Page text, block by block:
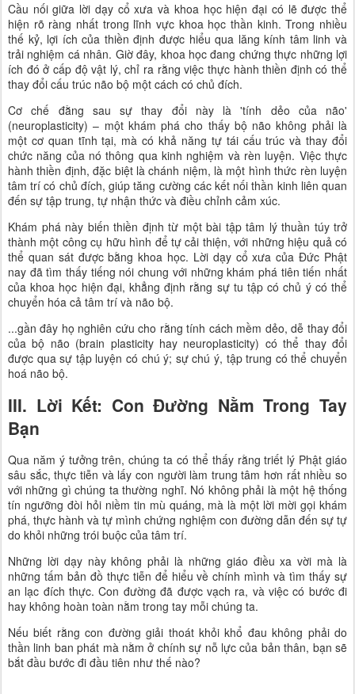
Cầu nối giữa lời dạy cổ xưa và khoa học hiện đại có lẽ được thể
hiện rõ ràng nhất trong lĩnh vực khoa học thần kinh. Trong nhiều
thế kỷ, lợi ích của thiền định được hiểu qua lăng kính tâm linh và
trải nghiệm cá nhân. Giờ đây, khoa học đang chứng thực những lợi
ích đó ở cấp độ vật lý, chỉ ra rằng việc thực hành thiền định có thể
thay đổi cấu trúc não bộ một cách có chủ đích.
Cơ chế đằng sau sự thay đổi này là 'tính dẻo của não'
(neuroplasticity) – một khám phá cho thấy bộ não không phải là
một cơ quan tĩnh tại, mà có khả năng tự tái cấu trúc và thay đổi
chức năng của nó thông qua kinh nghiệm và rèn luyện. Việc thực
hành thiền định, đặc biệt là chánh niệm, là một hình thức rèn luyện
tâm trí có chủ đích, giúp tăng cường các kết nối thần kinh liên quan
đến sự tập trung, tự nhận thức và điều chỉnh cảm xúc.
Khám phá này biến thiền định từ một bài tập tâm lý thuần túy trở
thành một công cụ hữu hình để tự cải thiện, với những hiệu quả có
thể quan sát được bằng khoa học. Lời dạy cổ xưa của Đức Phật
nay đã tìm thấy tiếng nói chung với những khám phá tiên tiến nhất
của khoa học hiện đại, khẳng định rằng sự tu tập có chủ ý có thể
chuyển hóa cả tâm trí và não bộ.
...gần đây họ nghiên cứu cho rằng tính cách mềm dẻo, dễ thay đổi
của bộ não (brain plasticity hay neuroplasticity) có thể thay đổi
được qua sự tập luyện có chú ý; sự chú ý, tập trung có thể chuyển
hoá não bộ.
III. Lời Kết: Con Đường Nằm Trong Tay
Bạn
Qua năm ý tưởng trên, chúng ta có thể thấy rằng triết lý Phật giáo
sâu sắc, thực tiễn và lấy con người làm trung tâm hơn rất nhiều so
với những gì chúng ta thường nghĩ. Nó không phải là một hệ thống
tín ngưỡng đòi hỏi niềm tin mù quáng, mà là một lời mời gọi khám
phá, thực hành và tự mình chứng nghiệm con đường dẫn đến sự tự
do khỏi những trói buộc của tâm trí.
Những lời dạy này không phải là những giáo điều xa vời mà là
những tấm bản đồ thực tiễn để hiểu về chính mình và tìm thấy sự
an lạc đích thực. Con đường đã được vạch ra, và việc có bước đi
hay không hoàn toàn nằm trong tay mỗi chúng ta.
Nếu biết rằng con đường giải thoát khỏi khổ đau không phải do
thần linh ban phát mà nằm ở chính sự nỗ lực của bản thân, bạn sẽ
bắt đầu bước đi đầu tiên như thế nào?